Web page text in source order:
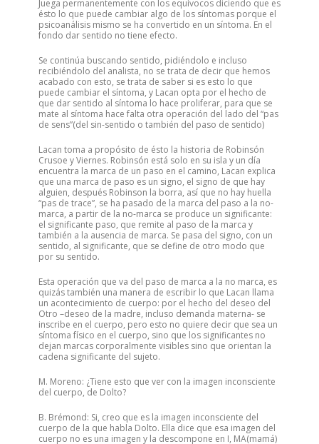
Juega permanentemente con los equívocos diciendo que es
ésto lo que puede cambiar algo de los síntomas porque el
psicoanálisis mismo se ha convertido en un síntoma. En el
fondo dar sentido no tiene efecto.
Se continúa buscando sentido, pidiéndolo e incluso
recibiéndolo del analista, no se trata de decir que hemos
acabado con esto, se trata de saber si es esto lo que
puede cambiar el síntoma, y Lacan opta por el hecho de
que dar sentido al síntoma lo hace proliferar, para que se
mate al síntoma hace falta otra operación del lado del “pas
de sens”(del sin-sentido o también del paso de sentido)
Lacan toma a propósito de ésto la historia de Robinsón
Crusoe y Viernes. Robinsón está solo en su isla y un día
encuentra la marca de un paso en el camino, Lacan explica
que una marca de paso es un signo, el signo de que hay
alguien, después Robinson la borra, así que no hay huella
“pas de trace”, se ha pasado de la marca del paso a la no-
marca, a partir de la no-marca se produce un significante:
el significante paso, que remite al paso de la marca y
también a la ausencia de marca. Se pasa del signo, con un
sentido, al significante, que se define de otro modo que
por su sentido.
Esta operación que va del paso de marca a la no marca, es
quizás también una manera de escribir lo que Lacan llama
un acontecimiento de cuerpo: por el hecho del deseo del
Otro –deseo de la madre, incluso demanda materna- se
inscribe en el cuerpo, pero esto no quiere decir que sea un
síntoma físico en el cuerpo, sino que los significantes no
dejan marcas corporalmente visibles sino que orientan la
cadena significante del sujeto.
M. Moreno: ¿Tiene esto que ver con la imagen inconsciente
del cuerpo, de Dolto?
B. Brémond: Si, creo que es la imagen inconsciente del
cuerpo de la que habla Dolto. Ella dice que esa imagen del
cuerpo no es una imagen y la descompone en I, MA(mamá)